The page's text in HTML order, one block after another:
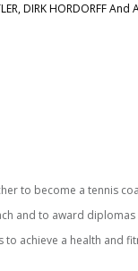
DIRK HORDORFF And
to become a tennis
and to award diplomas
achieve a health and